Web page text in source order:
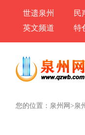
世遗泉州 民
英文频道
特
您的位置： 泉州网 >泉